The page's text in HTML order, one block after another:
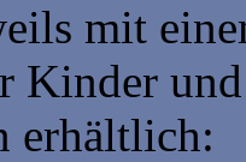
mit
Kinder
erhältlich: